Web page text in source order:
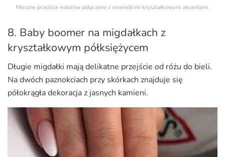
Mleczne przejście kolorów połączono z niewielkimi kryształkowymi akcentami.
8. Baby boomer na migdałkach z
kryształkowym półksiężycem
Długie migdałki mają delikatne przejście od różu do bieli.
Na dwóch paznokciach przy skórkach znajduje się
półokrągła dekoracja z jasnych kamieni.